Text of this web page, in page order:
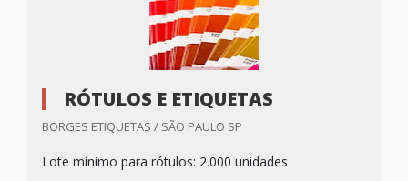
RÓTULOS E ETIQUETAS
BORGES ETIQUETAS / SÃO PAULO SP
Lote mínimo para rótulos: 2.000 unidades